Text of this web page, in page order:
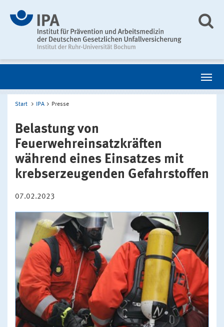
Start IPA Presse
Belastung von
Feuerwehreinsatzkräften
während eines Einsatzes mit
krebserzeugenden Gefahrstoffen
07.02.2023